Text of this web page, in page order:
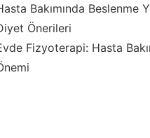
Bakımında Beslenme
Önerileri
Fizyoterapi: Hasta